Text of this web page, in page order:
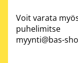
Voit varata
puhelimitse
myynti@bas-